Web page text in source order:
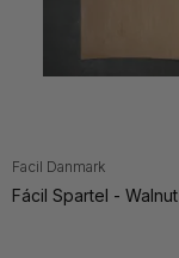
Facil Danmark
Fácil Spartel - Walnut